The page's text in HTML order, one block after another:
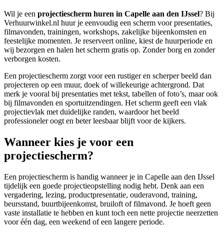
Wil je een projectiescherm huren in Capelle aan den IJssel? Bij
Verhuurwinkel.nl huur je eenvoudig een scherm voor presentaties,
filmavonden, trainingen, workshops, zakelijke bijeenkomsten en
feestelijke momenten. Je reserveert online, kiest de huurperiode en
wij bezorgen en halen het scherm gratis op. Zonder borg en zonder
verborgen kosten.
Een projectiescherm zorgt voor een rustiger en scherper beeld dan
projecteren op een muur, doek of willekeurige achtergrond. Dat
merk je vooral bij presentaties met tekst, tabellen of foto’s, maar ook
bij filmavonden en sportuitzendingen. Het scherm geeft een vlak
projectievlak met duidelijke randen, waardoor het beeld
professioneler oogt en beter leesbaar blijft voor de kijkers.
Wanneer kies je voor een
projectiescherm?
Een projectiescherm is handig wanneer je in Capelle aan den IJssel
tijdelijk een goede projectieopstelling nodig hebt. Denk aan een
vergadering, lezing, productpresentatie, ouderavond, training,
beursstand, buurtbijeenkomst, bruiloft of filmavond. Je hoeft geen
vaste installatie te hebben en kunt toch een nette projectie neerzetten
voor één dag, een weekend of een langere periode.